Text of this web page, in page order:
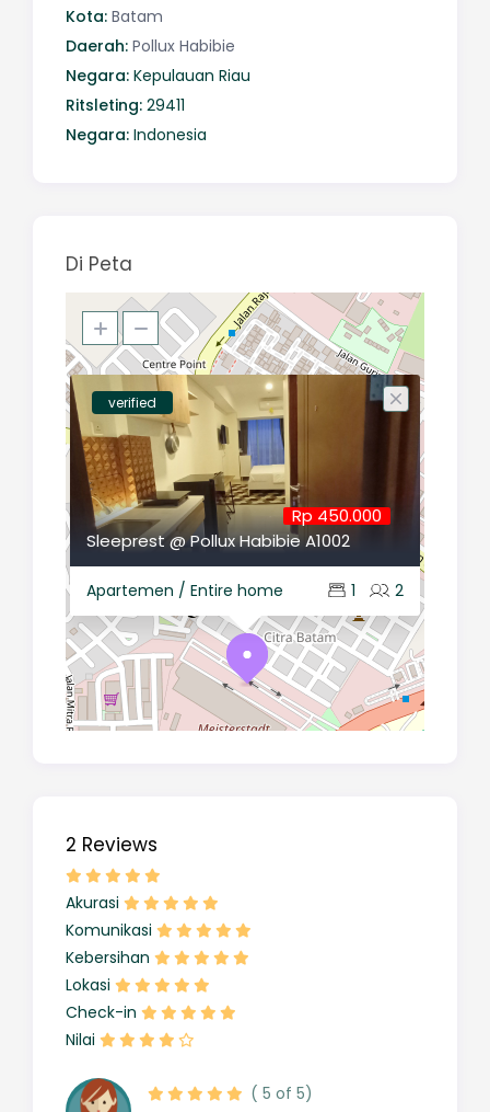
Kota: Batam
Daerah: Pollux Habibie
Negara: Kepulauan Riau
Ritsleting: 29411
Negara: Indonesia
Di Peta
verified
Sleeprest @ Pollux Habibie A1002
Apartemen / Entire home 2
1
Rp 450.000
2 Reviews
Akurasi
Komunikasi
Kebersihan
Lokasi
Check-in
Nilai
( 5 of 5)